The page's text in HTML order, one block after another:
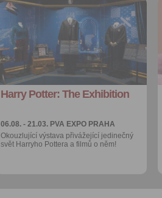
Harry Potter: The Exhibition
06.08. - 21.03. PVA EXPO PRAHA
Okouzlující výstava přivážející jedinečný
svět Harryho Pottera a filmů o něm!
Přidat do
oblíbených
Sdílet:
Facebook
export do
kalendáře
Více výhod pro